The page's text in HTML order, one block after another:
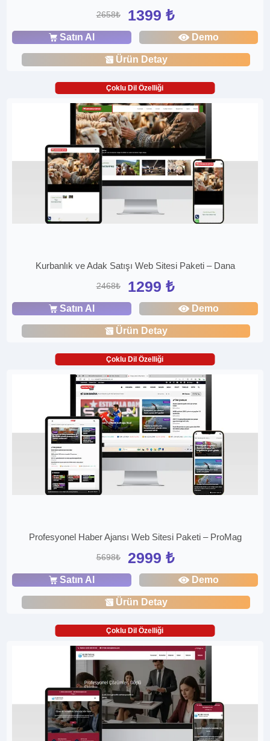
2658₺ 1399 ₺
Satın Al Demo
Ürün Detay
Çoklu Dil Özelliği
Kurbanlık ve Adak Satışı Web Sitesi Paketi – Dana
2468₺ 1299 ₺
Satın Al Demo
Ürün Detay
Çoklu Dil Özelliği
Profesyonel Haber Ajansı Web Sitesi Paketi – ProMag
5698₺ 2999 ₺
Satın Al Demo
Ürün Detay
Çoklu Dil Özelliği